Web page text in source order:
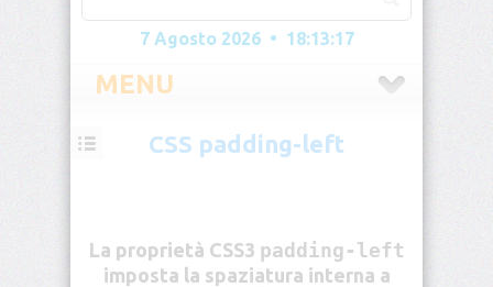
7 Agosto 2026 • 18:13:20
MENU
CSS
Selettori
CSS padding-left
La proprietà CSS3 padding-left
imposta la spaziatura interna a